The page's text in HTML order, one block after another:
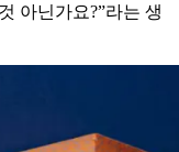
아닌가요?”라는 생